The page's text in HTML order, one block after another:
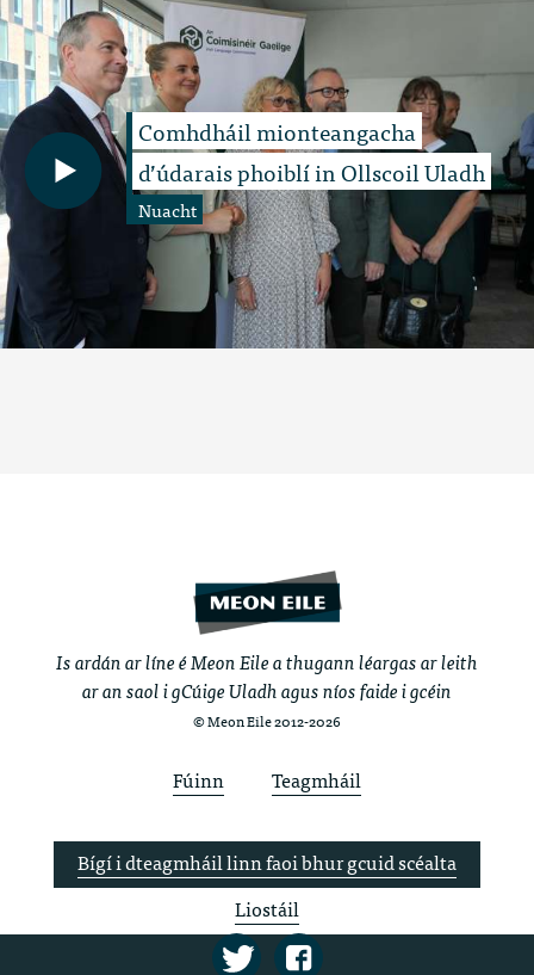
Comhdháil mionteangacha
d’údarais phoiblí in Ollscoil Uladh
Nuacht
Is ardán ar líne é Meon Eile a thugann léargas ar leith
ar an saol i gCúige Uladh agus níos faide i gcéin
© Meon Eile 2012-2026
Fúinn Teagmháil
Bígí i dteagmháil linn faoi bhur gcuid scéalta
Liostáil